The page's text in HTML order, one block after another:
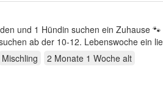
suchen ein Zuhause 🐾 Unsere drei süßen
Mischling 2 Monate 1 Woche alt